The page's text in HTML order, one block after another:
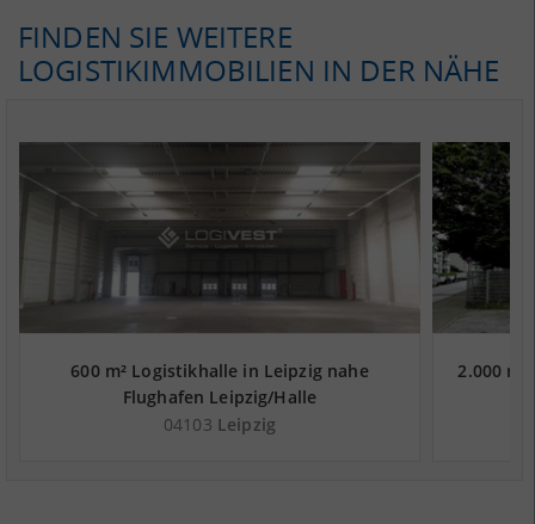
FINDEN SIE WEITERE
LOGISTIKIMMOBILIEN IN DER NÄHE
600 m² Logistikhalle in Leipzig nahe
Flughafen Leipzig/Halle
04103 Leipzig
2.000